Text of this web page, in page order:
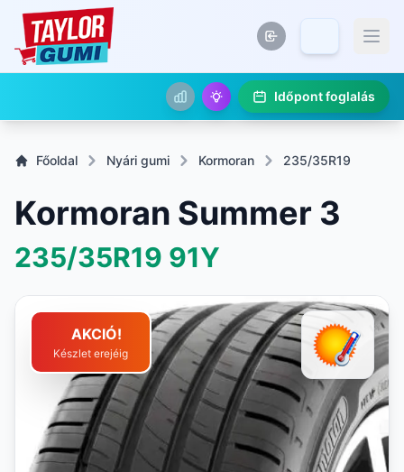
Időpont foglalás
Főoldal Nyári gumi Kormoran 235/35R19
Kormoran Summer 3
235/35R19 91Y
AKCIÓ!
Készlet erejéig